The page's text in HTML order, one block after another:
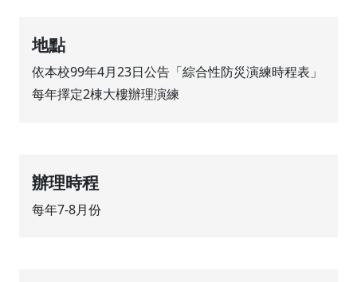
地點
依本校99年4月23日公告「綜合性防災演練時程表」
每年擇定2棟大樓辦理演練
辦理時程
每年7-8月份